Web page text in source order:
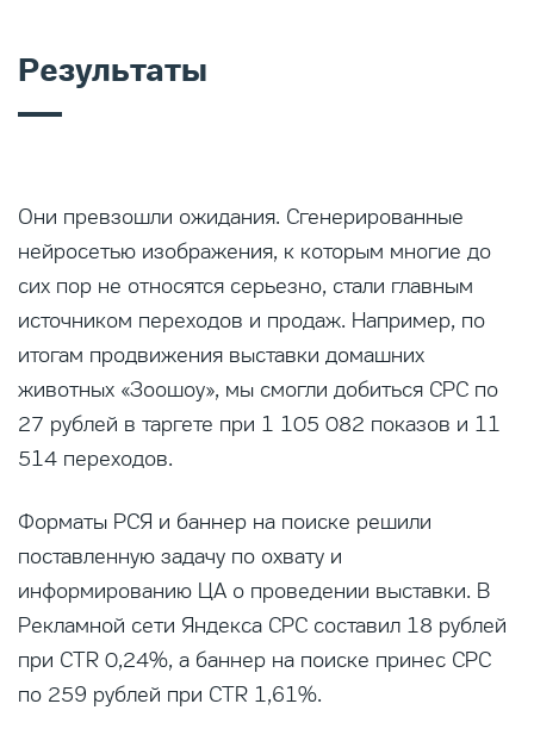
Результаты
Они превзошли ожидания. Сгенерированные
нейросетью изображения, к которым многие до
сих пор не относятся серьезно, стали главным
источником переходов и продаж. Например, по
итогам продвижения выставки домашних
животных «Зоошоу», мы смогли добиться CPC по
27 рублей в таргете при 1 105 082 показов и 11
514 переходов.
Форматы РСЯ и баннер на поиске решили
поставленную задачу по охвату и
информированию ЦА о проведении выставки. В
Рекламной сети Яндекса CPC составил 18 рублей
при CTR 0,24%, а баннер на поиске принес CPC
по 259 рублей при CTR 1,61%.